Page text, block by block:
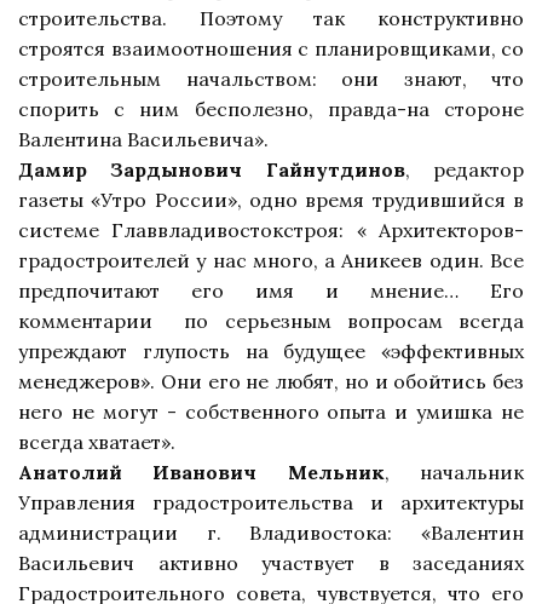
строительства. Поэтому так конструктивно
строятся взаимоотношения с планировщиками, со
строительным начальством: они знают, что
спорить с ним бесполезно, правда-на стороне
Валентина Васильевича».
Дамир Зардынович Гайнутдинов, редактор
газеты «Утро России», одно время трудившийся в
системе Главвладивостокстроя: « Архитекторов-
градостроителей у нас много, а Аникеев один. Все
предпочитают его имя и мнение… Его
комментарии
по серьезным вопросам всегда
упреждают глупость на будущее «эффективных
менеджеров». Они его не любят, но и обойтись без
него не могут - собственного опыта и умишка не
всегда хватает».
Анатолий Иванович Мельник, начальник
Управления градостроительства и архитектуры
администрации г. Владивостока: «Валентин
Васильевич активно участвует в заседаниях
Градостроительного совета, чувствуется, что его